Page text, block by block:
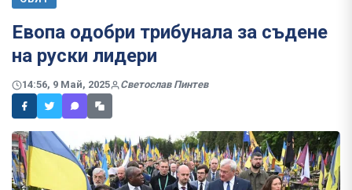
Евопа одобри трибунала за съдене
на руски лидери
14:56, 9 Май, 2025 Светослав Пинтев